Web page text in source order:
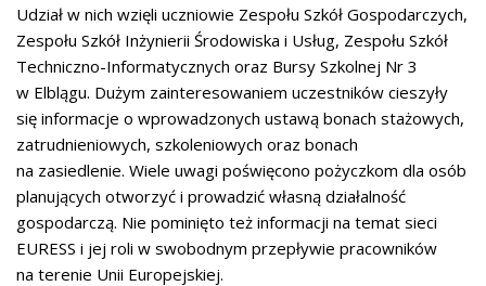
Udział w nich wzięli uczniowie Zespołu Szkół Gospodarczych,
Zespołu Szkół Inżynierii Środowiska i Usług, Zespołu Szkół
Techniczno-Informatycznych oraz Bursy Szkolnej Nr 3
w Elblągu. Dużym zainteresowaniem uczestników cieszyły
się informacje o wprowadzonych ustawą bonach stażowych,
zatrudnieniowych, szkoleniowych oraz bonach
na zasiedlenie. Wiele uwagi poświęcono pożyczkom dla osób
planujących otworzyć i prowadzić własną działalność
gospodarczą. Nie pominięto też informacji na temat sieci
EURESS i jej roli w swobodnym przepływie pracowników
na terenie Unii Europejskiej.